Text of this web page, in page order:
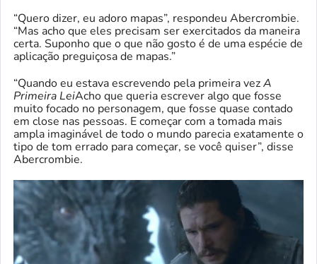
“Quero dizer, eu adoro mapas”, respondeu Abercrombie.
“Mas acho que eles precisam ser exercitados da maneira
certa. Suponho que o que não gosto é de uma espécie de
aplicação preguiçosa de mapas.”
“Quando eu estava escrevendo pela primeira vezA
Primeira LeiAcho que queria escrever algo que fosse
muito focado no personagem, que fosse quase contado
em close nas pessoas. E começar com a tomada mais
ampla imaginável de todo o mundo parecia exatamente o
tipo de tom errado para começar, se você quiser”, disse
Abercrombie.